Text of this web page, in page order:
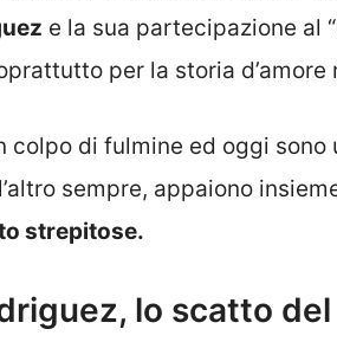
e la sua partecipazione al
per la storia d’amore
colpo di fulmine ed oggi
sempre, appaiono
strepitose.
lo scatto